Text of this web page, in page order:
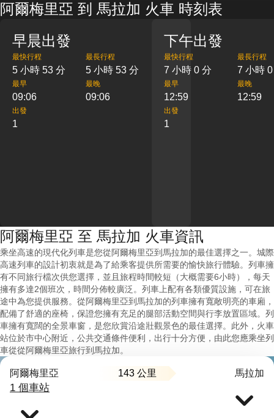
阿爾梅里亞 到 馬拉加 火車 時刻表
早晨出發
最快行程
5 小時 53 分
最長行程
5 小時 53 分
最早
09:06
最晚
09:06
出發
1
下午出發
最快行程
7 小時 0 分
最長行程
7 小時
最早
12:59
最晚
12:59
出發
1
阿爾梅里亞 至 馬拉加 火車資訊
乘坐高速的現代化列車是您從阿爾梅里亞到馬拉加的最佳選擇之一。城際
高速列車的設計初衷就是為了給乘客提供所需要的愉快旅行體驗。列車擁
有不同旅行檔次供您選擇，並且旅程時間較短（大概需要6小時），每天
擁有多達2個班次，時間分佈較廣泛。列車上配有各類優質設施，可在旅
途中為您提供服務。從阿爾梅里亞到馬拉加的列車擁有寬敞明亮的車廂，
配備了舒適的座椅，保證您擁有充足的腿部活動空間與行李放置區域。列
車擁有寬闊的全景車窗，是您欣賞沿途壯觀景色的最佳選擇。此外，火車
站位於市中心附近，公共交通條件便利，出行十分方便，由此您應乘坐列
車從從阿爾梅里亞旅行到馬拉加。
阿爾梅里亞 143 公里 馬拉加
1 個車站